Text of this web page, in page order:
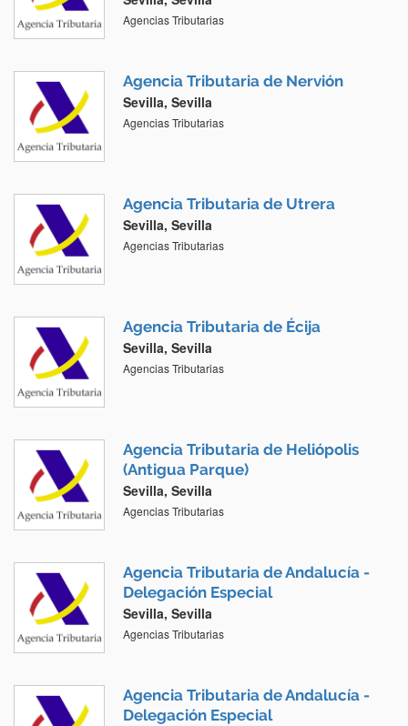
Agencias Tributarias
Agencia Tributaria de Nervión
Sevilla, Sevilla
Agencias Tributarias
Agencia Tributaria de Utrera
Sevilla, Sevilla
Agencias Tributarias
Agencia Tributaria de Écija
Sevilla, Sevilla
Agencias Tributarias
Agencia Tributaria de Heliópolis
(Antigua Parque)
Sevilla, Sevilla
Agencias Tributarias
Agencia Tributaria de Andalucía -
Delegación Especial
Sevilla, Sevilla
Agencias Tributarias
Agencia Tributaria de Andalucía -
Delegación Especial